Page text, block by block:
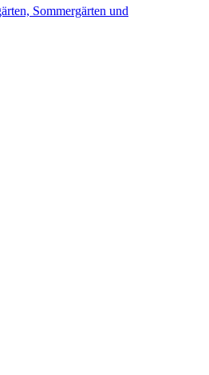
Sommergärten und